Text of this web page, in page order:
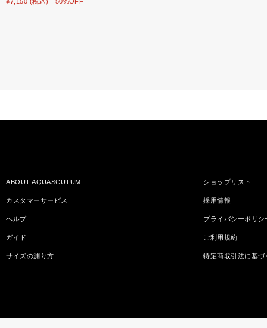
ABOUT AQUASCUTUM
カスタマーサービス
ヘルプ
ガイド
サイズの測り方
ショップリスト
採用情報
プライバシーポリシ
ご利用規約
特定商取引法に基づ